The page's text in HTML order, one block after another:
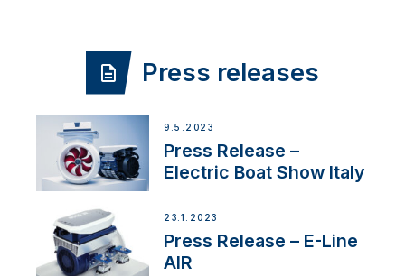
Press releases
9.5.2023
Press Release –
Electric Boat Show Italy
23.1.2023
Press Release – E-Line
AIR